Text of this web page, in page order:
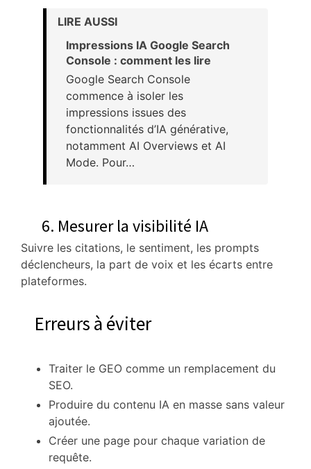
LIRE AUSSI
Impressions IA Google Search
Console : comment les lire
Google Search Console
commence à isoler les
impressions issues des
fonctionnalités d’IA générative,
notamment AI Overviews et AI
Mode. Pour…
6. Mesurer la visibilité IA
Suivre les citations, le sentiment, les prompts
déclencheurs, la part de voix et les écarts entre
plateformes.
Erreurs à éviter
Traiter le GEO comme un remplacement du
SEO.
Produire du contenu IA en masse sans valeur
ajoutée.
Créer une page pour chaque variation de
requête.